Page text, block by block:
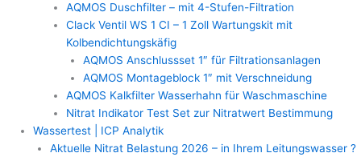
AQMOS Duschfilter – mit 4-Stufen-Filtration
Clack Ventil WS 1 CI – 1 Zoll Wartungskit mit
Kolbendichtungskäfig
AQMOS Anschlussset 1″ für Filtrationsanlagen
AQMOS Montageblock 1″ mit Verschneidung
AQMOS Kalkfilter Wasserhahn für Waschmaschine
Nitrat Indikator Test Set zur Nitratwert Bestimmung
Wassertest | ICP Analytik
Aktuelle Nitrat Belastung 2026 – in Ihrem Leitungswasser ?